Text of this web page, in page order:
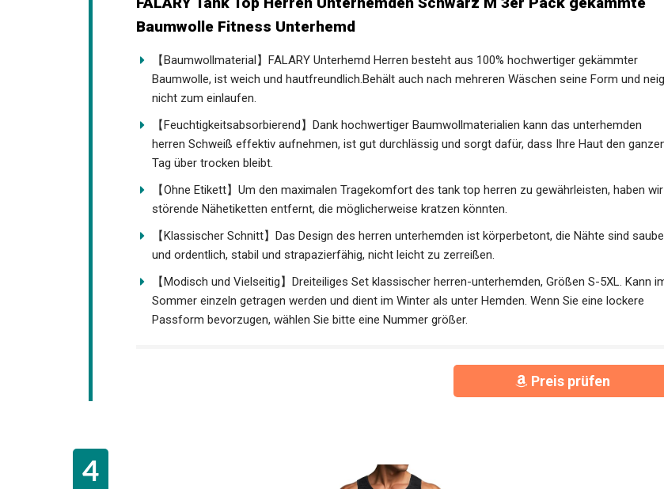
Baumwolle Fitness Unterhemd
【Baumwollmaterial】FALARY Unterhemd Herren besteht aus 100% hochwertiger gekämmter
Baumwolle, ist weich und hautfreundlich.Behält auch nach mehreren Wäschen seine Form und
neigt nicht zum einlaufen.
【Feuchtigkeitsabsorbierend】Dank hochwertiger Baumwollmaterialien kann das unterhemden
herren Schweiß effektiv aufnehmen, ist gut durchlässig und sorgt dafür, dass Ihre Haut den ganzen
Tag über trocken bleibt.
【Ohne Etikett】Um den maximalen Tragekomfort des tank top herren zu gewährleisten, haben wir
störende Nähetiketten entfernt, die möglicherweise kratzen könnten.
【Klassischer Schnitt】Das Design des herren unterhemden ist körperbetont, die Nähte sind
sauber und ordentlich, stabil und strapazierfähig, nicht leicht zu zerreißen.
【Modisch und Vielseitig】Dreiteiliges Set klassischer herren-unterhemden, Größen S-5XL. Kann
Passform bevorzugen, wählen Sie bitte eine Nummer größer.